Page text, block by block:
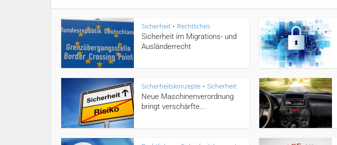
Sicherheit • Rechtliches
Sicherheit im Migrations- und
Ausländerrecht
Sicherheitskonzepte • Sicherheit
Neue Maschinenverordnung
bringt verschärfte...